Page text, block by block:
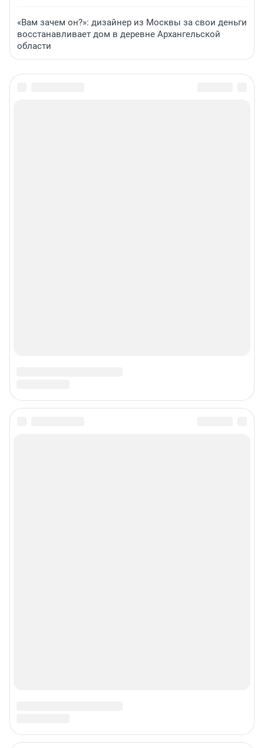
«Вам зачем он?»: дизайнер из Москвы за свои деньги
восстанавливает дом в деревне Архангельской
области